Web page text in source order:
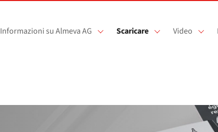
Informazioni su Almeva AG Scaricare Video